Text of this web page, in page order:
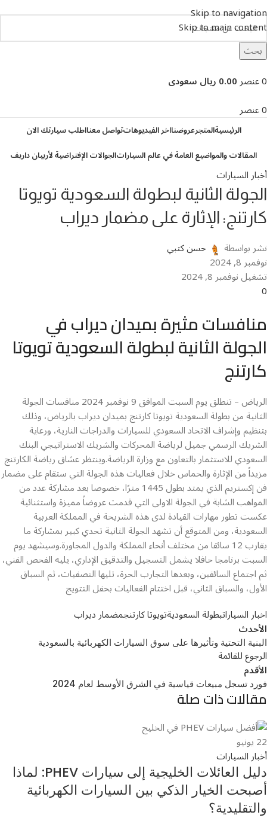
Skip to navigation
Skip to main content
بحث
0عنصر0.00 ريال سعودى
0عنصر
الرئيسيةالمتجرعروضنااخر الفيديوهاتتواصل معنااطلب سيارتك الان
المقالات والمواضيع العامة في عالم السياراتالجوالات الإفتراضية لأربيان داريف
أخبار السيارات
الجولة الثانية لبطولة السعودية تويوتا
كارتنج: الإثارة على مضمار ديراب
نشر بواسطة حسن كتبي
نوفمبر 8, 2024
تشغيل نوفمبر 8, 2024
0
منافسات مثيرة بميدان ديراب في
الجولة الثانية لبطولة السعودية تويوتا
كارتنج
الرياض – تنطلق يوم السبت الموافق 9 نوفمبر 2024 منافسات الجولة
الثانية من بطولة السعودية تويوتا كارتنج بميدان ديراب بالرياض، وذلك
بتنظيم وإشراف الاتحاد السعودي للسيارات والدراجات النارية، ورعاية
الشريك الرسمي جميل لرياضة المحركات والشريك الاستراتيجي البنك
السعودي للاستثمار بالتعاون مع وزارة الرياضة.وينتظر عشاق رياضة الكارتنج
مزيداً من الإثارة والحماس خلال فعاليات هذه الجولة التي ستقام على مضمار
فن إكستريم الذي يمتد بطول 1445 مترًا، خصوصا بعد مشاركة عدد من
المواهب الشابة في الجولة الاولى التي قدمت عروضاً مميزة واستثنائية
عكست تطور مهارات القيادة لدى هذه الشريحة في المملكة العربية
السعودية، ومن المتوقع أن تشهد الجولة الثانية تحدي كبير بمشاركة ما
يقارب 12 سائقا من مختلف أنحاء المملكة والدول المجاورة.وسيشهد يوم
السبت برنامجا حافلا يشمل التسجيل والتدقيق الإداري، يليه الفحص الفني،
ثم اجتماع السائقين، وبعدها التجارب الحرة، تليها التصفيات، ثم السباق
الأول، والسباق الثاني، قبل اختتام الفعاليات بحفل التتويج
اخبار السياراتبطولة السعوديةتويوتا كارتنجمضمار ديراب
الأحدث
البنية التحتية وتأثيرها على سوق السيارات الكهربائية بالسعودية
الرجوع للقائمة
الأقدم
فورد تسجل مبيعات قياسية في الشرق الأوسط لعام 2024
مقالات ذات صلة
22يونيو
أخبار السيارات
دليل العائلات الخليجية إلى سيارات PHEV: لماذا
أصبحت الخيار الذكي بين السيارات الكهربائية
والتقليدية؟